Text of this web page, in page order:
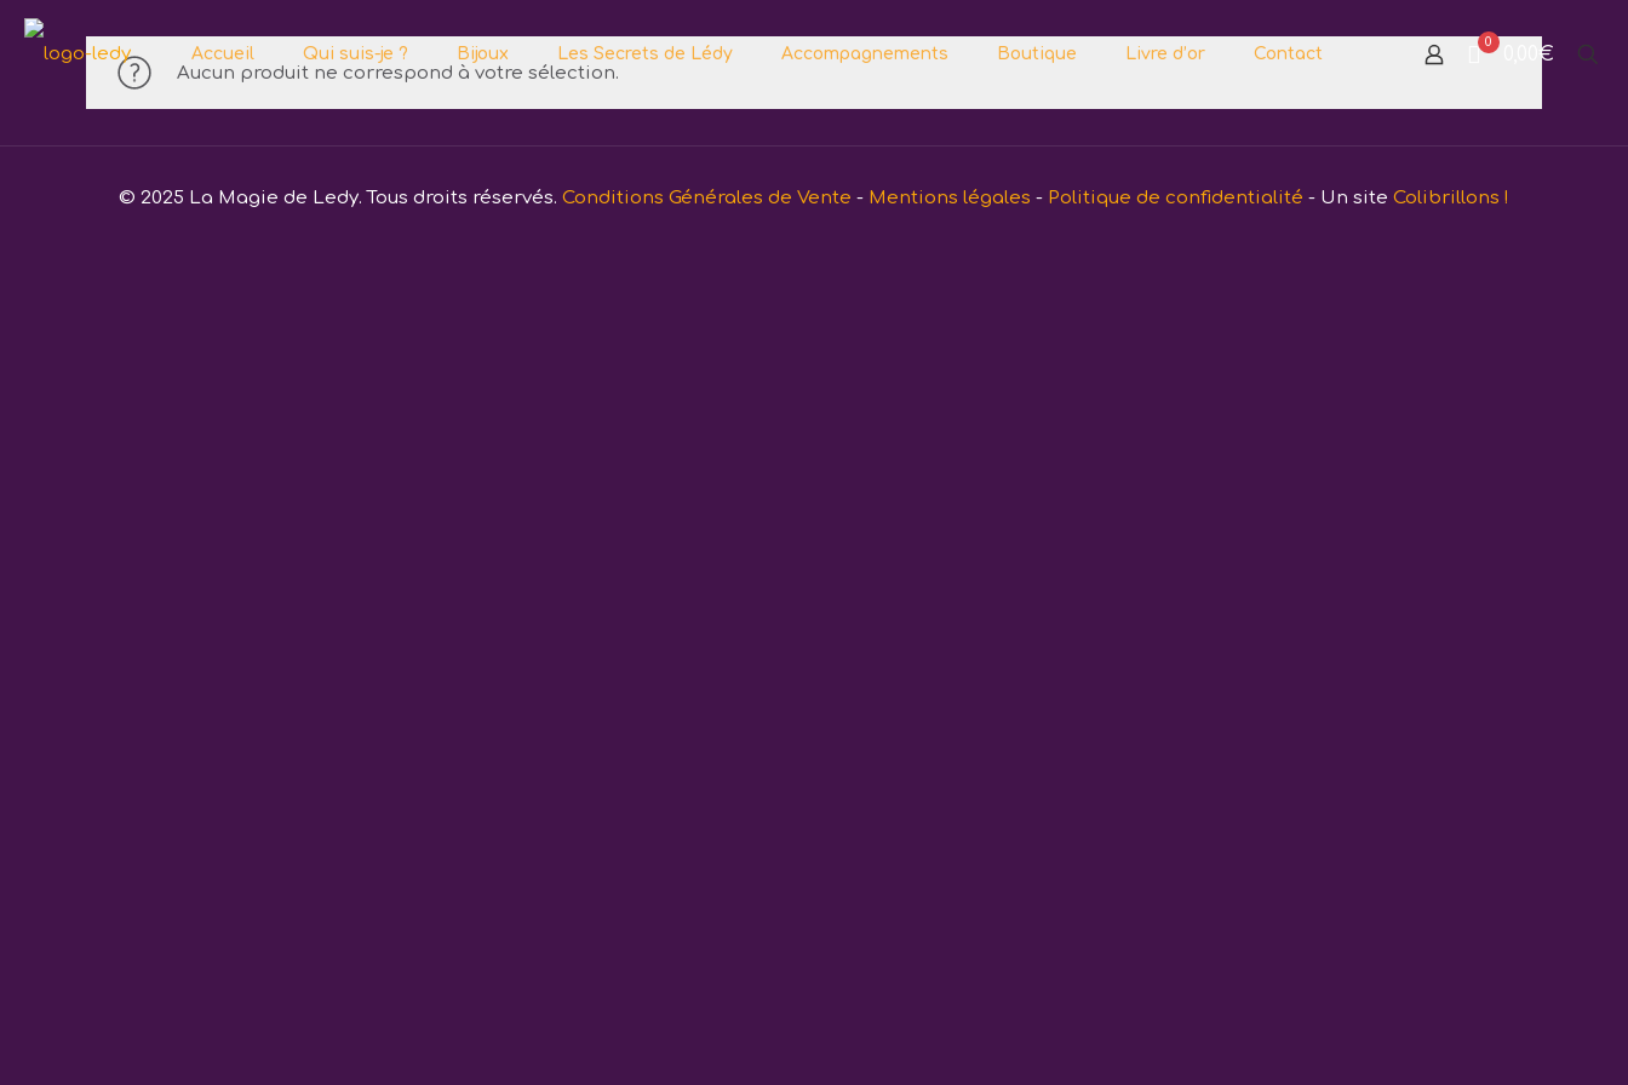
Accueil Qui suis-je ? Bijoux Les Secrets de Lédy Accompagnements Boutique Livre d’or Contact
0
0,00€
Aucun produit ne correspond à votre sélection.
© 2025 La Magie de Ledy. Tous droits réservés. Conditions Générales de Vente - Mentions légales - Politique de confidentialité - Un site Colibrillons !